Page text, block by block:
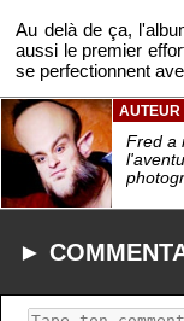
Au delà de ça,
aussi le premier
se perfectionnent
AUTEUR
Fred a
►